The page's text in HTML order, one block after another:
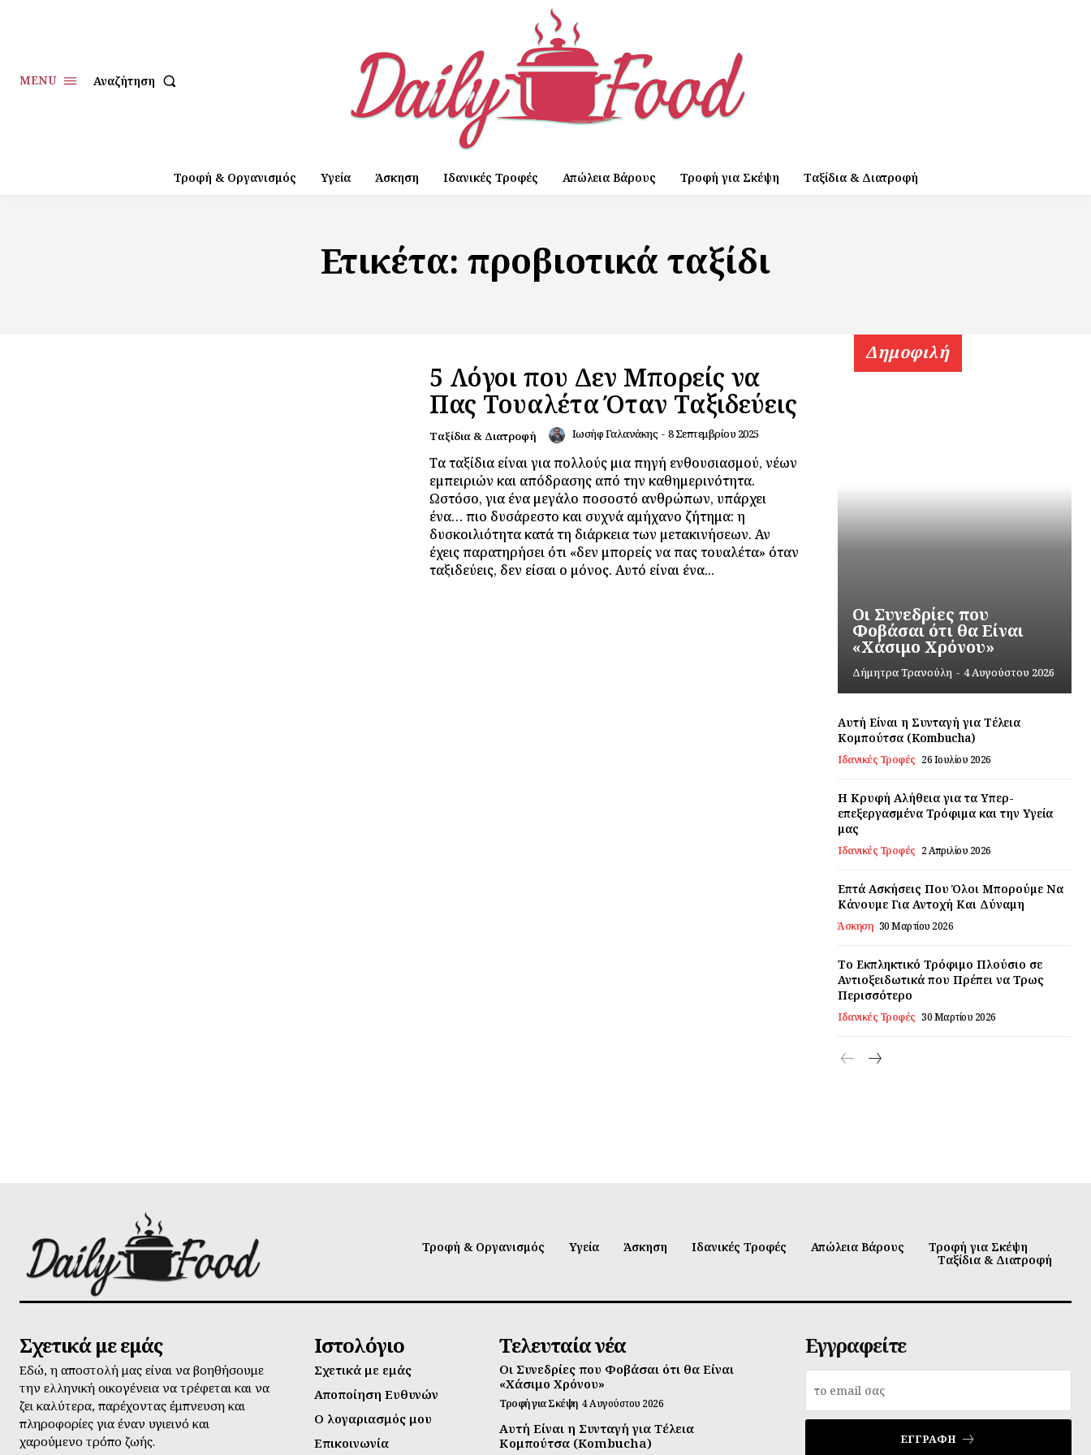
MENU Αναζήτηση
Τροφή & Οργανισμός Υγεία Άσκηση Ιδανικές Τροφές Απώλεια Βάρους Τροφή για Σκέψη Ταξίδια & Διατροφή
Ετικέτα: προβιοτικά ταξίδι
5 Λόγοι που Δεν Μπορείς να
Πας Τουαλέτα Όταν Ταξιδεύεις
Ταξίδια & Διατροφή Ιωσήφ Γαλανάκης - 8 Σεπτεμβρίου 2025
Τα ταξίδια είναι για πολλούς μια πηγή ενθουσιασμού, νέων
εμπειριών και απόδρασης από την καθημερινότητα.
Ωστόσο, για ένα μεγάλο ποσοστό ανθρώπων, υπάρχει
ένα… πιο δυσάρεστο και συχνά αμήχανο ζήτημα: η
δυσκοιλιότητα κατά τη διάρκεια των μετακινήσεων. Αν
έχεις παρατηρήσει ότι «δεν μπορείς να πας τουαλέτα» όταν
ταξιδεύεις, δεν είσαι ο μόνος. Αυτό είναι ένα...
Δημοφιλή
Οι Συνεδρίες που
Φοβάσαι ότι θα Είναι
«Χάσιμο Χρόνου»
Δήμητρα Τρανούλη - 4 Αυγούστου 2026
Αυτή Είναι η Συνταγή για Τέλεια
Κομπούτσα (Kombucha)
Ιδανικές Τροφές 26 Ιουλίου 2026
Η Κρυφή Αλήθεια για τα Υπερ-
επεξεργασμένα Τρόφιμα και την Υγεία
μας
Ιδανικές Τροφές 2 Απριλίου 2026
Επτά Ασκήσεις Που Όλοι Μπορούμε Να
Κάνουμε Για Αντοχή Και Δύναμη
Άσκηση 30 Μαρτίου 2026
Το Εκπληκτικό Τρόφιμο Πλούσιο σε
Αντιοξειδωτικά που Πρέπει να Τρως
Περισσότερο
Ιδανικές Τροφές 30 Μαρτίου 2026
Τροφή & Οργανισμός Υγεία Άσκηση Ιδανικές Τροφές Απώλεια Βάρους
Τροφή για Σκέψη
Ταξίδια & Διατροφή
Σχετικά με εμάς
Εδώ, η αποστολή μας είναι να βοηθήσουμε
την ελληνική οικογένεια να τρέφεται και να
ζει καλύτερα, παρέχοντας έμπνευση και
πληροφορίες για έναν υγιεινό και
χαρούμενο τρόπο ζωής.
Ιστολόγιο
Σχετικά με εμάς
Αποποίηση Ευθυνών
Ο λογαριασμός μου
Επικοινωνία
Τελευταία νέα
Οι Συνεδρίες που Φοβάσαι ότι θα Είναι
«Χάσιμο Χρόνου»
Τροφή για Σκέψη 4 Αυγούστου 2026
Αυτή Είναι η Συνταγή για Τέλεια
Κομπούτσα (Kombucha)
Εγγραφείτε
ΕΓΓΡΑΦΉ